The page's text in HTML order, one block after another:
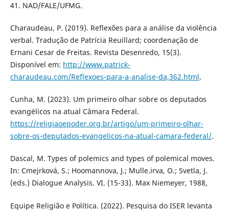
41. NAD/FALE/UFMG.
Charaudeau, P. (2019). Reflexões para a análise da violência
verbal. Tradução de Patrícia Reuillard; coordenação de
Ernani Cesar de Freitas. Revista Desenredo, 15(3).
Disponível em: http://www.patrick-
charaudeau.com/Reflexoes-para-a-analise-da,362.html.
Cunha, M. (2023). Um primeiro olhar sobre os deputados
evangélicos na atual Câmara Federal.
https://religiaoepoder.org.br/artigo/um-primeiro-olhar-
sobre-os-deputados-evangelicos-na-atual-camara-federal/.
Dascal, M. Types of polemics and types of polemical moves.
In: Cmejrková, S.; Hoomannova, J.; Mulle.irva, O.; Svetla, J.
(eds.) Dialogue Analysis. VI. (15-33). Max Niemeyer, 1988,
Equipe Religião e Política. (2022). Pesquisa do ISER levanta